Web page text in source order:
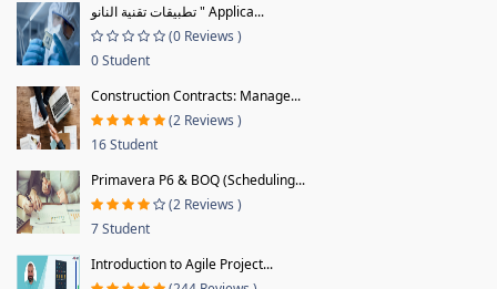
تطبيقات تقنية النانو " Applica...
(0 Reviews )
0 Student
Construction Contracts: Manage...
(2 Reviews )
16 Student
Primavera P6 & BOQ (Scheduling...
(2 Reviews )
7 Student
Introduction to Agile Project...